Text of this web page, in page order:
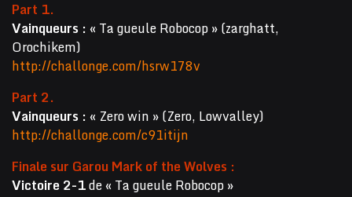
Part 1.
Vainqueurs :« Ta gueule Robocop » (zarghatt,
Orochikem)
http://challonge.com/hsrw178v
Part 2.
Vainqueurs :« Zero win » (Zero, Lowvalley)
http://challonge.com/c91itijn
Finale sur Garou Mark of the Wolves :
Victoire 2-1de « Ta gueule Robocop »